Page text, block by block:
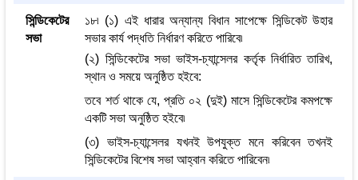
সিন্ডিকেটের
সভা
১৮৷ (১) এই ধারার অন্যান্য বিধান সাপেক্ষে সিন্ডিকেট উহার
সভার কার্য পদ্ধতি নির্ধারণ করিতে পারিবে৷
(২) সিন্ডিকেটের সভা ভাইস-চ্যান্সেলর কর্তৃক নির্ধারিত তারিখ,
স্থান ও সময়ে অনুষ্ঠিত হইবে:
তবে শর্ত থাকে যে, প্রতি ০২ (দুই) মাসে সিন্ডিকেটের কমপক্ষে
একটি সভা অনুষ্ঠিত হইবে৷
(৩) ভাইস-চ্যান্সেলর যখনই উপযুক্ত মনে করিবেন তখনই
সিন্ডিকেটের বিশেষ সভা আহ্বান করিতে পারিবেন৷